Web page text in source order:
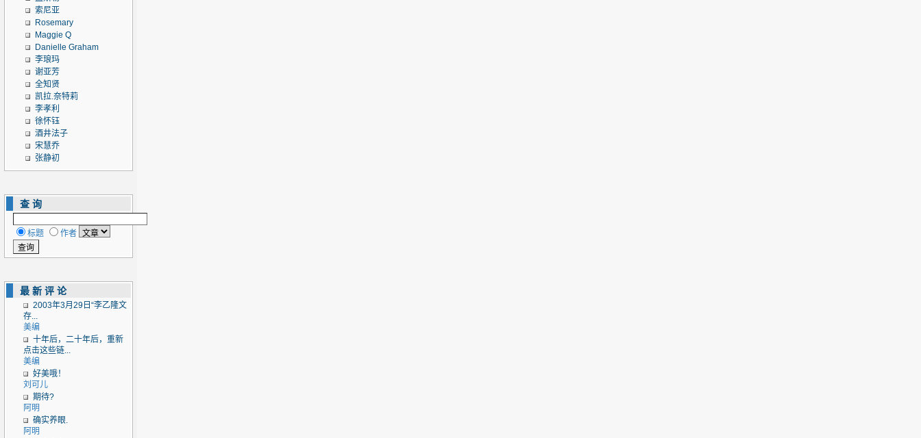
索尼亚
Rosemary
Maggie Q
Danielle Graham
李琅玛
谢亚芳
全知贤
凯拉.奈特莉
李孝利
徐怀钰
酒井法子
宋慧乔
张静初
查询
标题 作者
最新评论
2003年3月29日“李乙隆文
存...
美编
十年后，二十年后，重新
点击这些链...
美编
好美哦！
刘可儿
期待?
阿明
确实养眼.
阿明